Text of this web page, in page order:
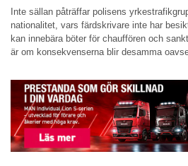
Inte sällan påträffar polisens
nationalitet, vars färdskrivare inte har
kan innebära böter för chauffören och
är om konsekvenserna blir desamma